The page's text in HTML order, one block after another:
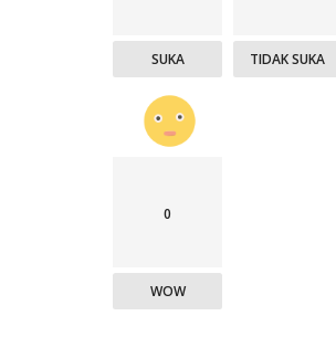
SUKA TIDAK SUKA
0
WOW